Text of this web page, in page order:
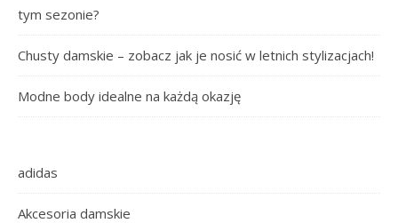
tym sezonie?
Chusty damskie – zobacz jak je nosić w letnich stylizacjach!
Modne body idealne na każdą okazję
adidas
Akcesoria damskie